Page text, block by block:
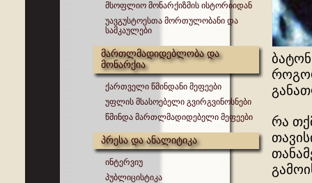
მსოფლიო მონარქიზმის ისტორიიდან
უავგუსტოესთა მორთულობანი და
სამკაულები
მართლმადიდებლობა და
მონარქია
ქართველი წმინდანი მეფეები
უფლის მსასოებელი გვირგვინოსნები
წმინდა მართლმადიდებელი მეფეები
პრესა და ანალიტიკა
ინტერვიუ
პუბლიცისტიკა
რა